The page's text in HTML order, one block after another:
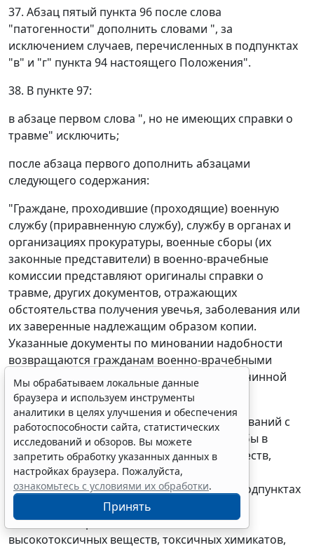
37. Абзац пятый пункта 96 после слова
"патогенности" дополнить словами ", за
исключением случаев, перечисленных в подпунктах
"в" и "г" пункта 94 настоящего Положения".
38. В пункте 97:
в абзаце первом слова ", но не имеющих справки о
травме" исключить;
после абзаца первого дополнить абзацами
следующего содержания:
"Граждане, проходившие (проходящие) военную
службу (приравненную службу), службу в органах и
организациях прокуратуры, военные сборы (их
законные представители) в военно-врачебные
комиссии представляют оригиналы справки о
травме, других документов, отражающих
обстоятельства получения увечья, заболевания или
их заверенные надлежащим образом копии.
Указанные документы по миновании надобности
возвращаются гражданам военно-врачебными
комиссиями вместе с заключениями о причинной
связи увечий, заболеваний.
При определении причинной связи заболеваний с
исполнением обязанностей военной службы в
условиях воздействия радиоактивных веществ,
источников ионизирующего излучения (за
исключением случаев, перечисленных, в подпунктах
"в" и "г" пункта 94 настоящего Положения),
компонентов ракетных топлив и иных
высокотоксичных веществ, токсичных химикатов,
Мы обрабатываем локальные данные
браузера и используем инструменты
аналитики в целях улучшения и обеспечения
работоспособности сайта, статистических
исследований и обзоров. Вы можете
запретить обработку указанных данных в
настройках браузера. Пожалуйста,
ознакомьтесь с условиями их обработки.
Принять